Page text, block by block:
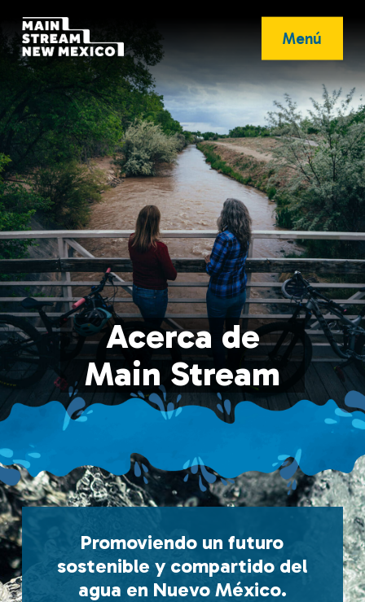
Menú
Acerca de
Main Stream
Promoviendo un futuro
sostenible y compartido del
agua en Nuevo México.